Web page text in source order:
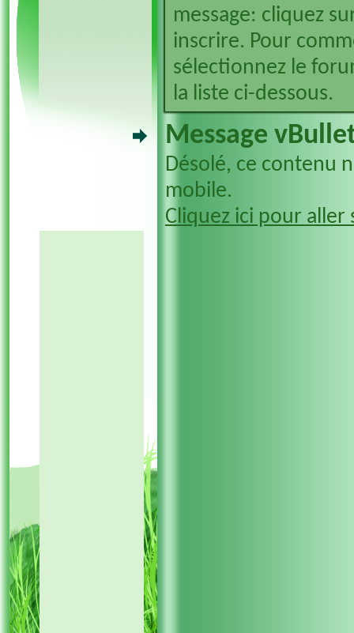
message: cliquez
inscrire. Pour
sélectionnez le
la liste ci-dessous.
Message
Désolé, ce contenu
mobile.
Cliquez ici pour